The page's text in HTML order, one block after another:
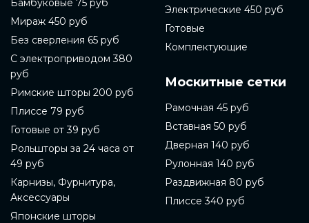
Бамбуковые 75 руб
Мираж 450 руб
Без сверления 65 руб
С электроприводом 380
руб
Римские шторы 200 руб
Плиссе 79 руб
Готовые от 39 руб
Рольшторы за 24 часа от
49 руб
Карнизы, Фурнитура,
Аксессуары
Японские шторы
Электрические 450 руб
Готовые
Комплектующие
Москитные сетки
Рамочная 45 руб
Вставная 50 руб
Дверная 140 руб
Рулонная 140 руб
Раздвижная 80 руб
Плиссе 340 руб